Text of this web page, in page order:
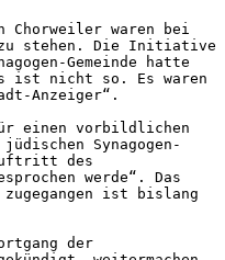
Chorweiler waren bei
zu stehen. Die Initiative
Gemeinde hatte
ist nicht so. Es waren
Anzeiger“.
einen vorbildlichen
Synagogen-
des
werde“. Das
ist bislang
der